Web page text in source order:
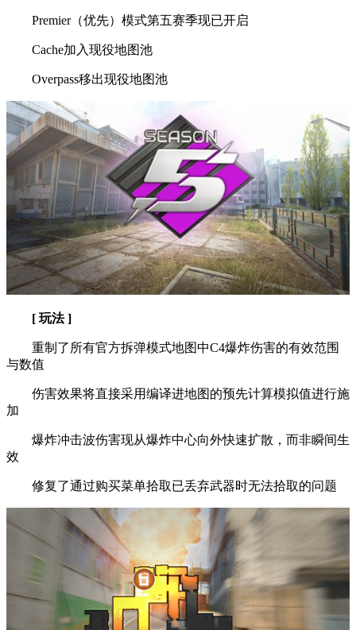
Premier（优先）模式第五赛季现已开启
Cache加入现役地图池
Overpass移出现役地图池
[ 玩法 ]
重制了所有官方拆弹模式地图中C4爆炸伤害的有效范围
与数值
伤害效果将直接采用编译进地图的预先计算模拟值进行施
加
爆炸冲击波伤害现从爆炸中心向外快速扩散，而非瞬间生
效
修复了通过购买菜单拾取已丢弃武器时无法拾取的问题